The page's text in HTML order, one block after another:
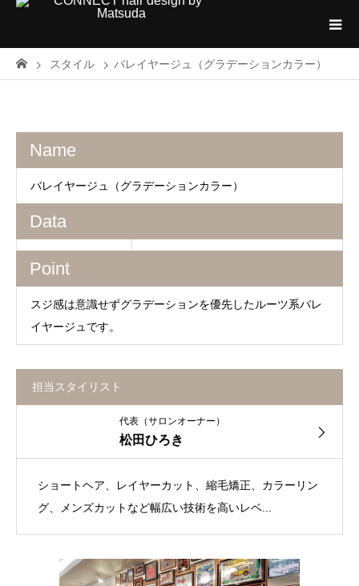
スタイル バレイヤージュ（グラデーションカラー）
Name
バレイヤージュ（グラデーションカラー）
Data
Point
スジ感は意識せずグラデーションを優先したルーツ系バレ
イヤージュです。
担当スタイリスト
代表（サロンオーナー）
松田ひろき
ショートヘア、レイヤーカット、縮毛矯正、カラーリン
グ、メンズカットなど幅広い技術を高いレベ...